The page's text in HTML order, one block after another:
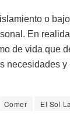
o
En
de vida que
necesidades y
Comer
El Sol